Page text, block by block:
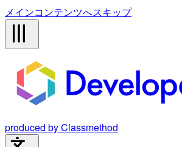
メインコンテンツへスキップ
produced by Classmethod